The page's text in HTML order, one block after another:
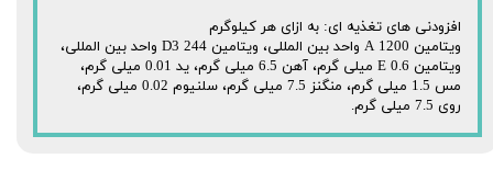
افزودنی های تغذیه ای: به ازای هر کیلوگرم
ویتامین A 1200 واحد بین المللی، ویتامین D3 244 واحد بین المللی،
ویتامین E 0.6 میلی گرم، آهن 6.5 میلی گرم، ید 0.01 میلی گرم،
مس 1.5 میلی گرم، منگنز 7.5 میلی گرم، سلنیوم 0.02 میلی گرم،
روی 7.5 میلی گرم.